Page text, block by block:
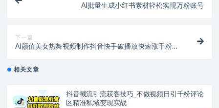
AI批量生成小红书素材轻松实现万粉账号
下一篇
AI颜值美女热舞视频制作抖音快手破播放快速涨千粉免
相关文章
抖音截流引流获客技巧_不做视频日引千粉评论
区精准私域变现实战